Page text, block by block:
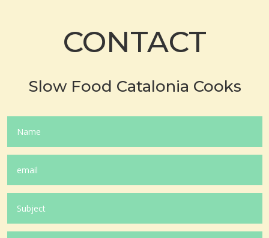
CONTACT
Slow Food Catalonia Cooks